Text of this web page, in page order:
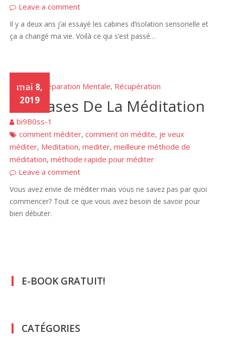
Leave a comment
Il y a deux ans j’ai essayé les cabines d’isolation sensorielle et
ça a changé ma vie. Voilà ce qui s’est passé…
mai 8,
2019
Articles ,Préparation Mentale, Récupération
Les Bases De La Méditation
bi9B0ss-1
comment méditer,comment on médite, je veux
méditer, Meditation,mediter,meilleure méthode de
méditation,méthode rapide pour méditer
Leave a comment
Vous avez envie de méditer mais vous ne savez pas par quoi
commencer? Tout ce que vous avez besoin de savoir pour
bien débuter.
E-BOOK GRATUIT!
CATÉGORIES